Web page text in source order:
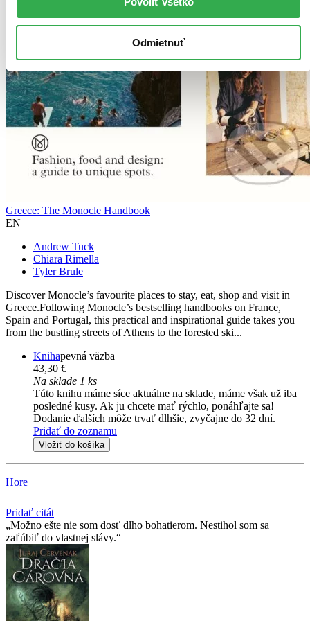
Odmietnuť
Greece: The Monocle Handbook
EN
Andrew Tuck
Chiara Rimella
Tyler Brule
Discover Monocle’s favourite places to stay, eat, shop and visit in
Greece.Following Monocle’s bestselling handbooks on France,
Spain and Portugal, this practical and inspirational guide takes you
from the bustling streets of Athens to the forested ski...
Knihapevná väzba
43,30 €
Na sklade 1 ks
Túto knihu máme síce aktuálne na sklade, máme však už iba
posledné kusy. Ak ju chcete mať rýchlo, ponáhľajte sa!
Dodanie ďalších môže trvať dlhšie, zvyčajne do 32 dní.
Pridať do zoznamu
Vložiť do košíka
Hore
Pridať citát
Možno ešte nie som dosť dlho bohatierom. Nestihol som sa
zaľúbiť do vlastnej slávy.